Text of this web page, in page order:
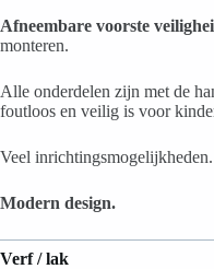
Afneembare voorste
monteren.
Alle onderdelen zijn met de
foutloos en veilig is voor
Veel inrichtingsmogelijkheden.
Modern design.
Verf / lak